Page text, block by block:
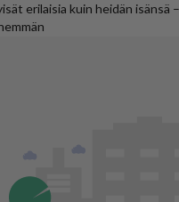
erilaisia kuin heidän isänsä